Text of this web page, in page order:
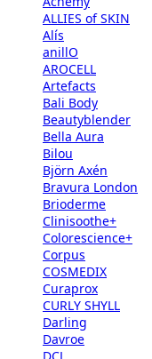
ALLIES of SKIN
Alís
anillO
AROCELL
Artefacts
Bali Body
Beautyblender
Bella Aura
Bilou
Björn Axén
Bravura London
Brioderme
Clinisoothe+
Colorescience+
Corpus
COSMEDIX
Curaprox
CURLY SHYLL
Darling
Davroe